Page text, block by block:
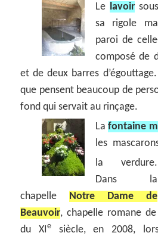
Le lavoir
sa rigole
paroi de
composé de
et de deux barres
que pensent beaucoup de
fond qui servait au rinçage.
Lafontaine
les
la verdure.
Dans la
chapelle Notre Dame de
Beauvoir, chapelle romane
du XIe
siècle, en 2008,